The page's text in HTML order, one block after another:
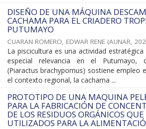
DISEÑO DE UNA MÁQUINA
CACHAMA PARA EL CRIADERO
PUTUMAYO
CUARAN ROMERO, EDWAR RENE (AUNAR,
La piscicultura es una actividad
especial relevancia en el Putumayo,
(Piaractus brachypomus) sostiene empleo
el contexto regional, la cachama ...
PROTOTIPO DE UNA MAQUINA
PARA LA FABRICACIÓN DE
DE LOS RESIDUOS ORGÁNICOS QUE
UTILIZADOS PARA LA